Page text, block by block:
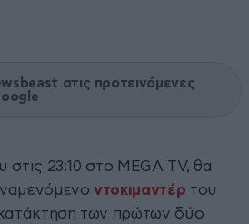
στις προτεινόμενες
23:10 στο MEGA TV, θα
ντοκιμαντέρ του
των πρώτων δύο